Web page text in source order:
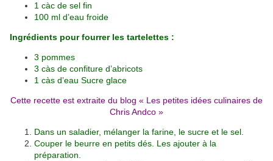
1 càc de sel fin
100 ml d’eau froide
Ingrédients pour fourrer les tartelettes :
3 pommes
3 càs de confiture d’abricots
1 càs d’eau Sucre glace
Cette recette est extraite du blog « Les petites idées culinaires de
Chris Andco »
Dans un saladier, mélanger la farine, le sucre et le sel.
Couper le beurre en petits dés. Les ajouter à la
préparation.